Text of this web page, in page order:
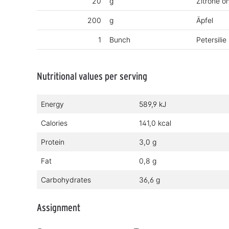
200 g Äpfel
1 Bunch Petersilie
Nutritional values per serving
Energy 589,9 kJ
Calories 141,0 kcal
Protein 3,0 g
Fat 0,8 g
Carbohydrates 36,6 g
Assignment